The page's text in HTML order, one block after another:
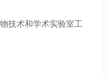
技术和学术实验室工